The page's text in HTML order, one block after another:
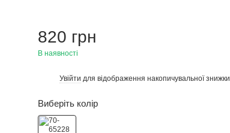
820 грн
В наявності
Увійти для відображення накопичувальної знижки
Виберіть колір